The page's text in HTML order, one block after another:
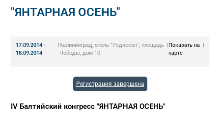
"ЯНТАРНАЯ ОСЕНЬ"
17.09.2014 -
18.09.2014
|Калининград, отель "Рэдиссон", площадь
Победы, дом 10
|Показать на
карте
|
Регистрация завершена
IV Балтийский конгресс "ЯНТАРНАЯ ОСЕНЬ"